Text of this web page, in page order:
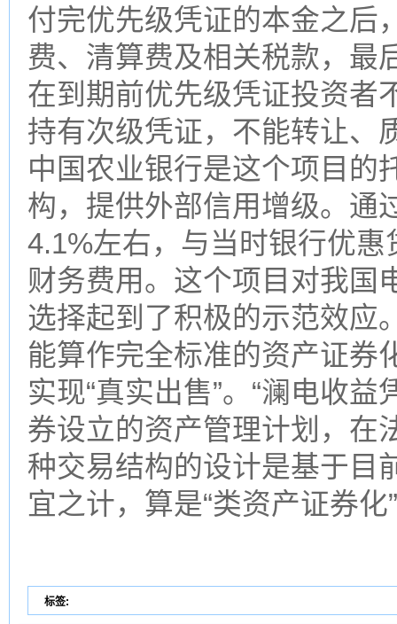
付完优先级凭证的本金之后
费、清算费及相关税款，最
在到期前优先级凭证投资者
持有次级凭证，不能转让、
中国农业银行是这个项目的
构，提供外部信用增级。通
4.1%左右，与当时银行优
财务费用。这个项目对我国
选择起到了积极的示范效应
能算作完全标准的资产证券
实现“真实出售”。“澜电收
券设立的资产管理计划，在
种交易结构的设计是基于目
宜之计，算是“类资产证券化
标签: